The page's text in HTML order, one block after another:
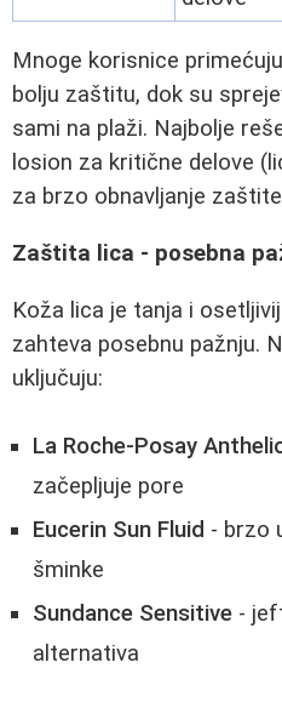
Mnoge korisnice
bolju zaštitu, dok su
sami na plaži. Najbolje
losion za kritične delove
za brzo obnavljanje
Zaštita lica - posebna
Koža lica je tanja i
zahteva posebnu pažnju.
uključuju:
La Roche-Posay
začepljuje pore
Eucerin Sun Fluid - brzo
šminke
Sundance Sensitive -
alternativa